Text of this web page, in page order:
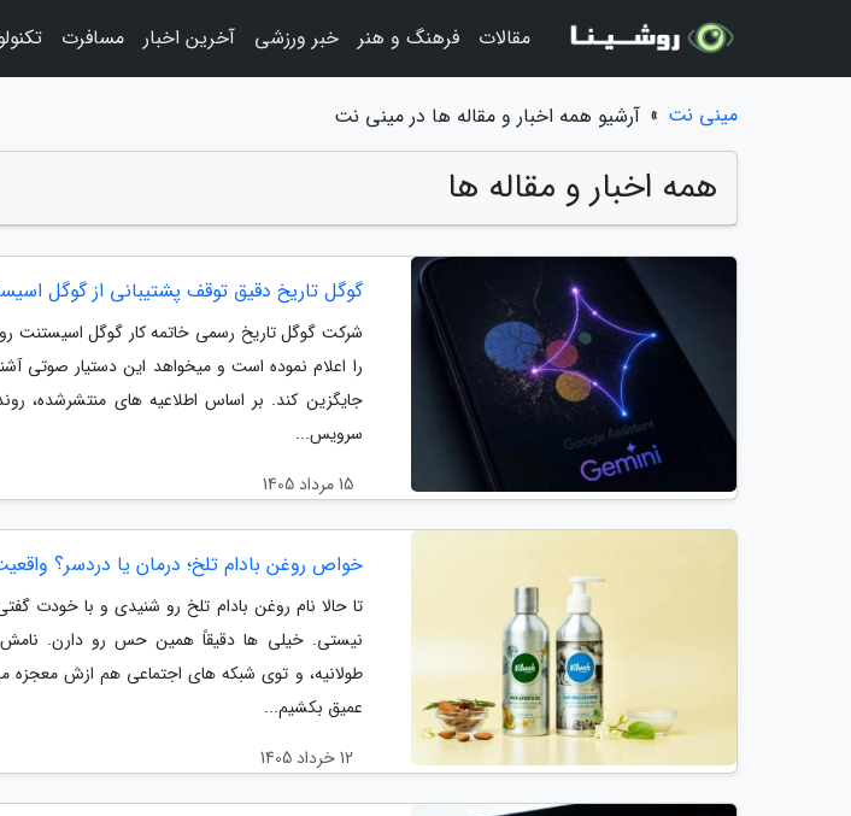
مینی نت » آرشیو همه اخبار و مقاله ها در مینی نت
همه اخبار و مقاله ها
گوگل تاریخ دقیق توقف پشتیبانی از گوگل
شرکت گوگل تاریخ رسمی خاتمه کار گوگل اسیستنت
را اعلام نموده است و میخواهد این دستیار صوتی
جایگزین کند. بر اساس اطلاعیه های منتشرشده،
سرویس...
15 مرداد 1405
خواص روغن بادام تلخ؛ درمان یا دردسر؟
تا حالا نام روغن بادام تلخ رو شنیدی و با خودت
نیستی. خیلی ها دقیقاً همین حس رو دارن.
طولانیه، و توی شبکه های اجتماعی هم ازش
عمیق بکشیم...
12 خرداد 1405
مقالات فرهنگ و هنر خبر ورزشی آخرین اخبار مسافرت